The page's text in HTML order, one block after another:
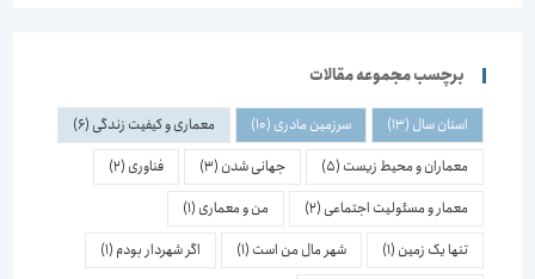
برچسب مجموعه مقالات
استان سال(13) سرزمین مادری(10) معماری و کیفیت زندگی(6)
معماران و محیط زیست(5) جهانی شدن(3) فناوری(2)
معمار و مسئولیت اجتماعی(2) من و معماری(1)
تنها یک زمین(1) شهر مال من است(1) اگر شهردار بودم(1)